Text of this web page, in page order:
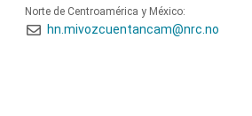
Norte de Centroamérica y México:
hn.mivozcuentancam@nrc.no